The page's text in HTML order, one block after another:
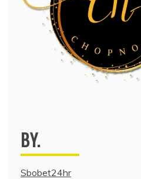
BY.
Sbobet24hr